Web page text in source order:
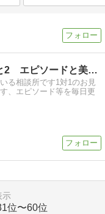
長崎の結婚相談室はーと2 エピソードと美味しい物
る相談所です1対1のお見
、エピソード等を毎日更
示
位〜60位